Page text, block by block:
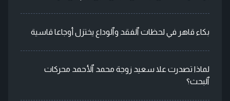
بكاء قاهر في لحظات ٱلفقد وٱلوداع يختزل أوجاعا قاسية
لماذا تصدرت علا سعيد زوجة محمد ٱلأحمد محركات
ٱلبحث؟